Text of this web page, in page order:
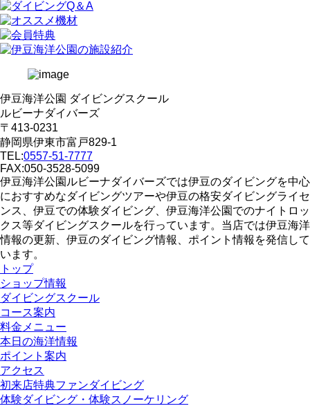
伊豆海洋公園 ダイビングスクール
ルビーナダイバーズ
〒413-0231
静岡県伊東市富戸829-1
TEL:0557-51-7777
FAX:050-3528-5099
伊豆海洋公園ルビーナダイバーズでは伊豆のダイビングを中心
におすすめなダイビングツアーや伊豆の格安ダイビングライセ
ンス、伊豆での体験ダイビング、伊豆海洋公園でのナイトロッ
クス等ダイビングスクールを行っています。当店では伊豆海洋
情報の更新、伊豆のダイビング情報、ポイント情報を発信して
います。
トップ
ショップ情報
ダイビングスクール
コース案内
料金メニュー
本日の海洋情報
ポイント案内
アクセス
初来店特典ファンダイビング
体験ダイビング・体験スノーケリング